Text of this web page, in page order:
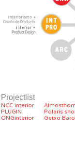
Projectlist
NCC interior
PLUGIN
Polaris
ONGinterior
Getxo